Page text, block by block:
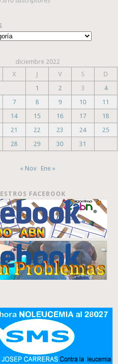
diciembre 2022
X J V S
D
1
2 3
4
7 8 9 10
11
14 15 16 17
18
21 22 23 24
25
28 29 30 31
« Nov Ene »
FACEBOOK